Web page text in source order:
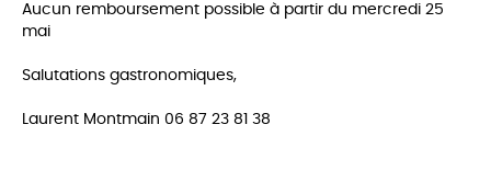
Aucun remboursement possible à partir du mercredi 25
mai
Salutations gastronomiques,
Laurent Montmain 06 87 23 81 38